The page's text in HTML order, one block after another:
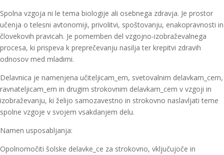
Spolna vzgoja ni le tema biologije ali osebnega zdravja. Je prostor
učenja o telesni avtonomiji, privolitvi, spoštovanju, enakopravnosti in
človekovih pravicah. Je pomemben del vzgojno-izobraževalnega
procesa, ki prispeva k preprečevanju nasilja ter krepitvi zdravih
odnosov med mladimi.
Delavnica je namenjena učiteljicam_em, svetovalnim delavkam_cem,
ravnateljicam_em in drugim strokovnim delavkam_cem v vzgoji in
izobraževanju, ki želijo samozavestno in strokovno naslavljati teme
spolne vzgoje v svojem vsakdanjem delu.
Namen usposabljanja:
Opolnomočiti šolske delavke_ce za strokovno, vključujoče in